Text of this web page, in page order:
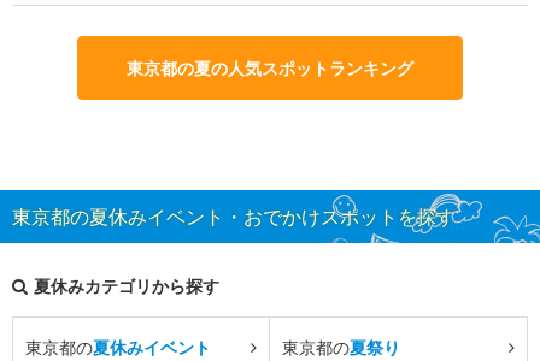
東京都の夏の人気スポットランキング
東京都の夏休みイベント・おでかけスポットを探す
夏休みカテゴリから探す
東京都の夏休みイベント 東京都の夏祭り